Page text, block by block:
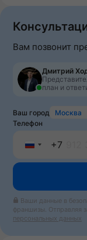
Вам позвонит
Дмитрий
план и
Ваш город
Москва
Телефон
+7
Ваши данные в
франшизы. Отправляя
персональных данных